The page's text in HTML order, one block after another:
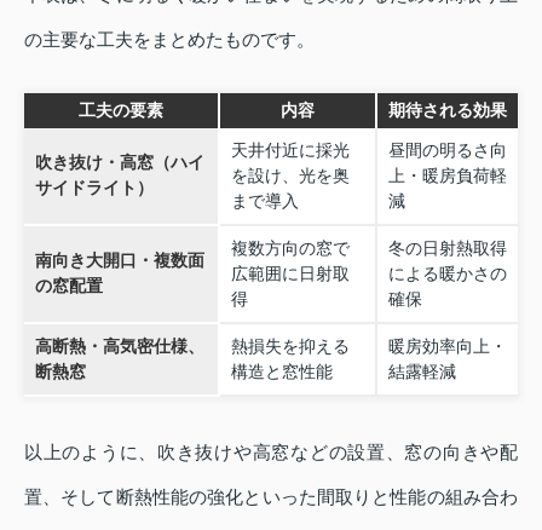
の主要な工夫をまとめたものです。
工夫の要素 内容 期待される効果
吹き抜け・高窓（ハイ
サイドライト）
天井付近に採光
を設け、光を奥
まで導入
昼間の明るさ向
上・暖房負荷軽
減
南向き大開口・複数面
の窓配置
複数方向の窓で
広範囲に日射取
得
冬の日射熱取得
による暖かさの
確保
高断熱・高気密仕様、
断熱窓
熱損失を抑える
構造と窓性能
暖房効率向上・
結露軽減
以上のように、吹き抜けや高窓などの設置、窓の向きや配
置、そして断熱性能の強化といった間取りと性能の組み合わ